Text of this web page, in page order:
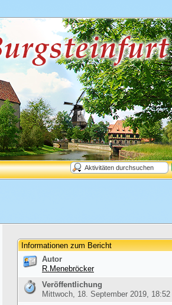
Informationen zum Bericht
Autor
R.Menebröcker
Veröffentlichung
Mittwoch, 18. September 2019, 18:52